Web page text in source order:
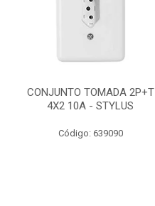
CONJUNTO TOMADA 2P+T
4X2 10A - STYLUS
Código: 639090